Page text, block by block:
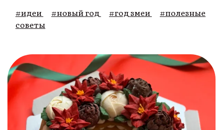
#идеи #новый год #год змеи
#полезные
советы